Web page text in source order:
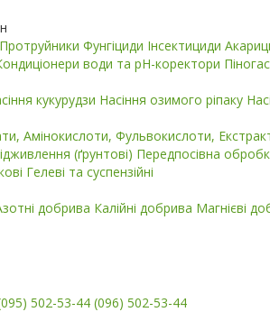
Протруйники Фунгіциди Інсектициди
води та pH-коректори
кукурудзи Насіння озимого ріпаку
Амінокислоти, Фульвокислоти,
(ґрунтові) Передпосівна
Гелеві та суспензійні
добрива Калійні добрива Магнієві
502-53-44 (096) 502-53-44